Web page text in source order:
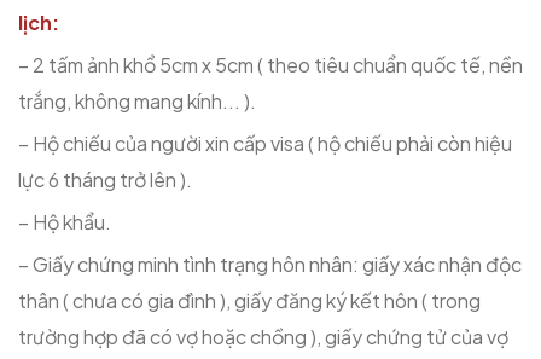
lịch:
– 2 tấm ảnh khổ 5cm x 5cm ( theo tiêu chuẩn quốc tế, nền
trắng, không mang kính... ).
– Hộ chiếu của người xin cấp visa ( hộ chiếu phải còn hiệu
lực 6 tháng trở lên ).
– Hộ khẩu.
– Giấy chứng minh tình trạng hôn nhân: giấy xác nhận độc
thân ( chưa có gia đình ), giấy đăng ký kết hôn ( trong
trường hợp đã có vợ hoặc chồng ), giấy chứng tử của vợ